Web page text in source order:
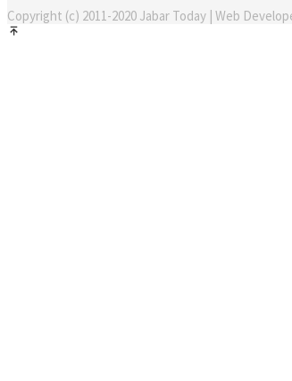
Copyright (c) 2011-2020 Jabar Today | Web